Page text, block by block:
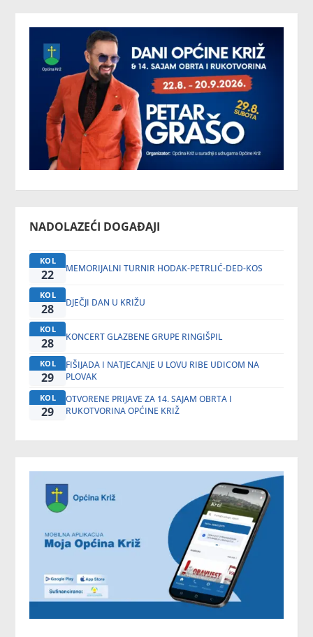
NADOLAZEĆI DOGAĐAJI
KOL
22 MEMORIJALNI TURNIR HODAK-PETRLIĆ-DED-KOS
KOL
28 DJEČJI DAN U KRIŽU
KOL
28 KONCERT GLAZBENE GRUPE RINGIŠPIL
KOL
29
FIŠIJADA I NATJECANJE U LOVU RIBE UDICOM NA
PLOVAK
KOL
29
OTVORENE PRIJAVE ZA 14. SAJAM OBRTA I
RUKOTVORINA OPĆINE KRIŽ